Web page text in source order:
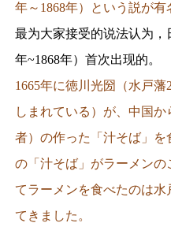
年～1868年）という説が有
最为大家接受的说法认为，
年~1868年）首次出现的。
1665年に徳川光圀（水戸
しまれている）が、中国
者）の作った「汁そば」を
の「汁そば」がラーメン
てラーメンを食べたのは
てきました。